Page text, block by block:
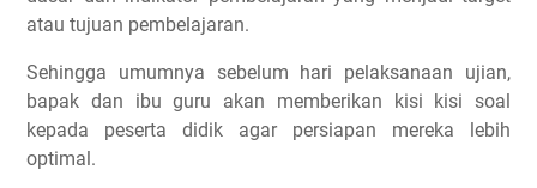
atau tujuan pembelajaran.
Sehingga umumnya sebelum hari pelaksanaan ujian,
bapak dan ibu guru akan memberikan kisi kisi soal
kepada peserta didik agar persiapan mereka lebih
optimal.